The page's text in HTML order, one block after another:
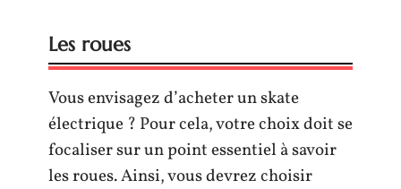
Les roues
Vous envisagez d’acheter un skate
électrique ? Pour cela, votre choix doit se
focaliser sur un point essentiel à savoir
les roues. Ainsi, vous devrez choisir